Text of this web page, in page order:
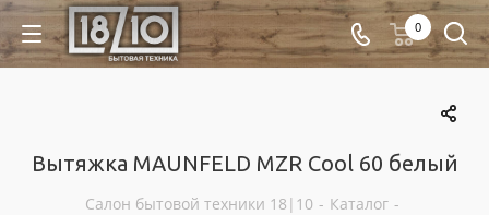
0
Вытяжка MAUNFELD MZR Cool 60 белый
Салон бытовой техники 18|10 - Каталог -